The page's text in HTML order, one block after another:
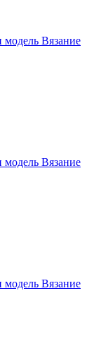
Вязание
Вязание
Вязание